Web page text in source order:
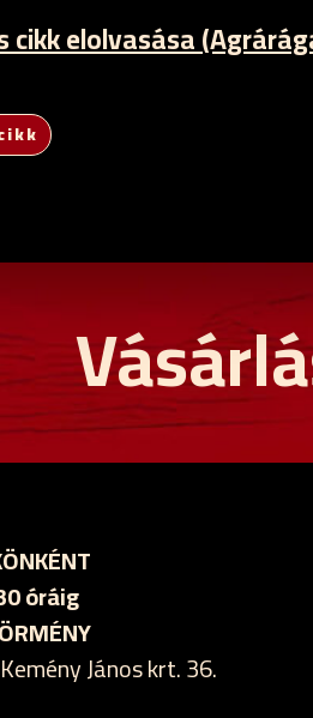
cikk elolvasása
óráig
János krt. 36.